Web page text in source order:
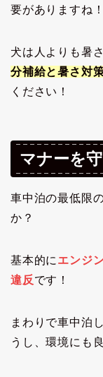
要がありますね！
犬は人よりも暑
分補給と暑さ対
ください！
マナーを
車中泊の最低限
か？
基本的に エンジ
違反 です！
まわりで車中泊
うし、環境にも